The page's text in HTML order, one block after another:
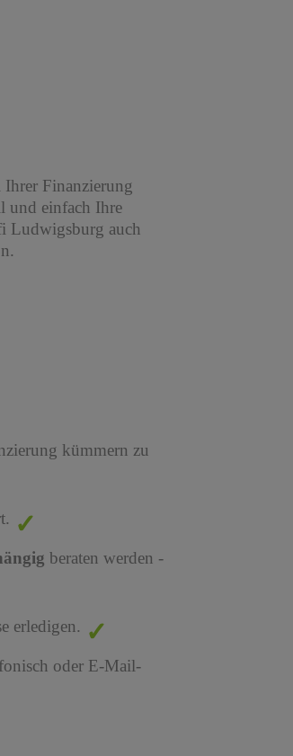
Ihrer Finanzierung
und einfach Ihre
Ludwigsburg auch
kümmern zu
beraten werden -
erledigen.
oder E-Mail-